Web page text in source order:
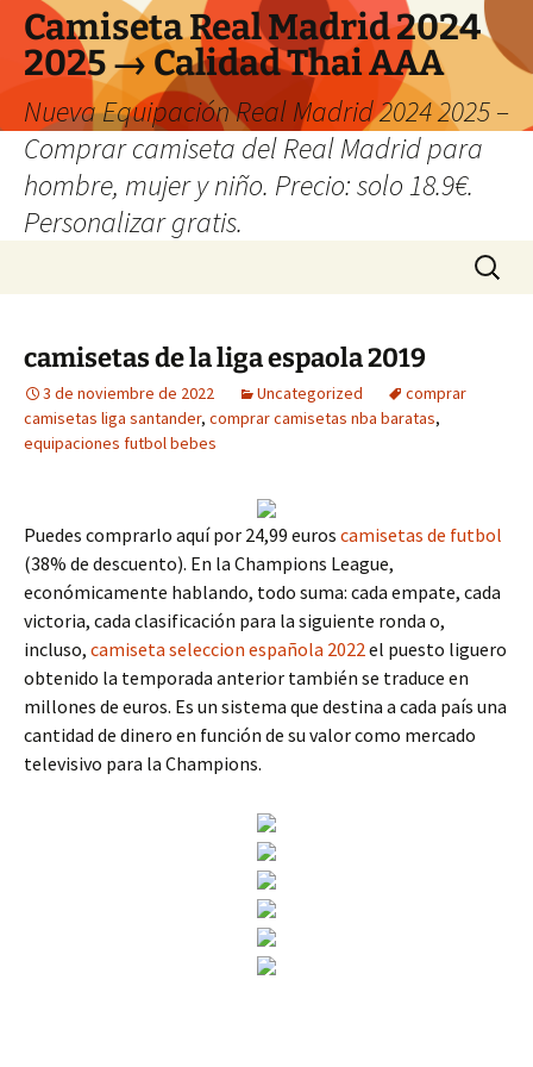
Camiseta Real Madrid 2024
2025 → Calidad Thai AAA
Nueva Equipación Real Madrid 2024 2025 –
Comprar camiseta del Real Madrid para
hombre, mujer y niño. Precio: solo 18.9€.
Personalizar gratis.
Buscar:
camisetas de la liga espaola 2019
3 de noviembre de 2022 Uncategorized
comprar
camisetas liga santander, comprar camisetas nba baratas,
equipaciones futbol bebes
Puedes comprarlo aquí por 24,99 euros camisetas de futbol
(38% de descuento). En la Champions League,
económicamente hablando, todo suma: cada empate, cada
victoria, cada clasificación para la siguiente ronda o,
incluso, camiseta seleccion española 2022el puesto liguero
obtenido la temporada anterior también se traduce en
millones de euros. Es un sistema que destina a cada país una
cantidad de dinero en función de su valor como mercado
televisivo para la Champions.